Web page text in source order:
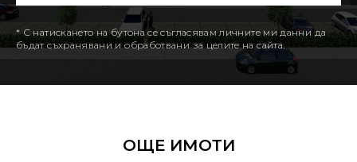
* С натискането на бутона се съгласявам личните ми данни да
бъдат съхранявани и обработвани за целите на сайта.
ОЩЕ ИМОТИ